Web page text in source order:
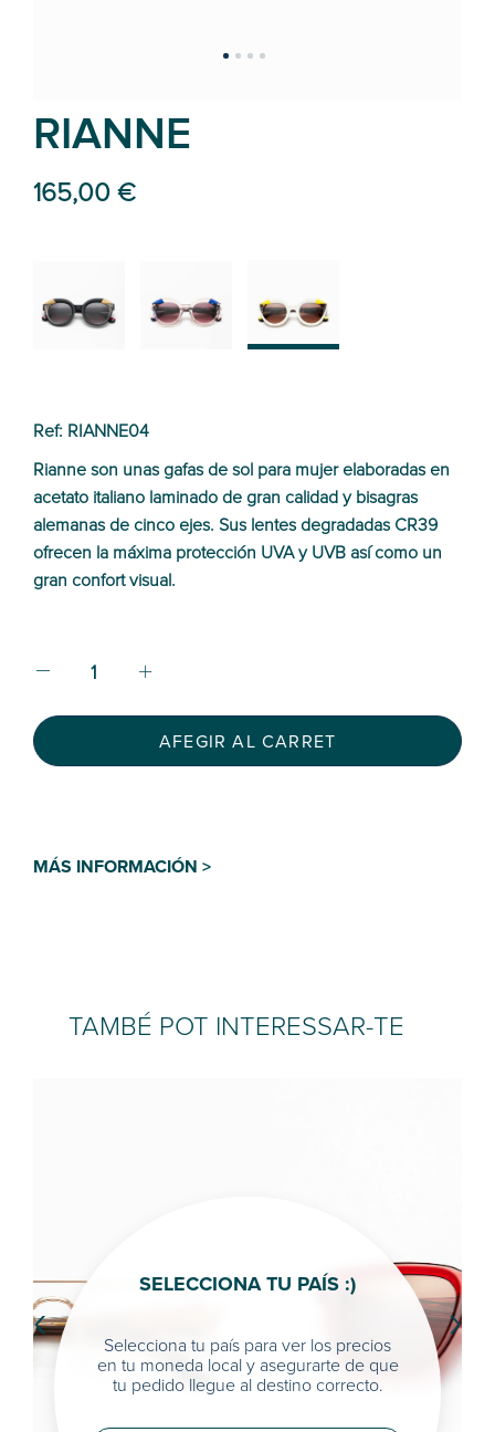
RIANNE
165,00 €
Ref: RIANNE04
Rianne son unas gafas de sol para mujer elaboradas en
acetato italiano laminado de gran calidad y bisagras
alemanas de cinco ejes. Sus lentes degradadas CR39
ofrecen la máxima protección UVA y UVB así como un
gran confort visual.
AFEGIR AL CARRET
MÁS INFORMACIÓN >
TAMBÉ POT INTERESSAR-TE
‹ ›
SELECCIONA TU PAÍS :)
Selecciona tu país para ver los precios
en tu moneda local y asegurarte de que
tu pedido llegue al destino correcto.